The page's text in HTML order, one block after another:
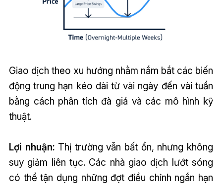
Giao dịch theo xu hướng nhằm nắm bắt các biến
động trung hạn kéo dài từ vài ngày đến vài tuần
bằng cách phân tích đà giá và các mô hình kỹ
thuật.
Lợi nhuận: Thị trường vẫn bất ổn, nhưng không
suy giảm liên tục. Các nhà giao dịch lướt sóng
có thể tận dụng những đợt điều chỉnh ngắn hạn